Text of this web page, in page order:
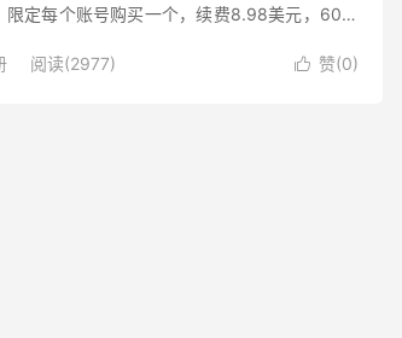
定每个账号购买一个，续费8.98美元，60天
 赞(0)
阅读(2977)